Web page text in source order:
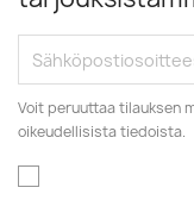
Voit peruuttaa tilauksen
oikeudellisista tiedoista.